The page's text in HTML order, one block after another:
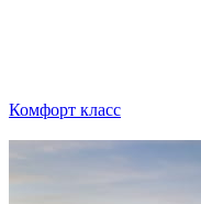
Комфорт класс